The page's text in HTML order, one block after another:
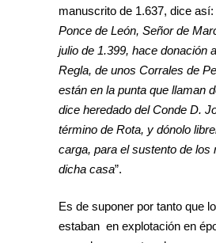
manuscrito de 1.637, dice así:
Ponce de León, Señor de
julio de 1.399, hace donación
Regla, de unos Corrales de
están en la punta que llaman
dice heredado del Conde D.
término de Rota, y dónolo
carga, para el sustento de los
dicha casa”.
Es de suponer por tanto que
estaban en explotación en